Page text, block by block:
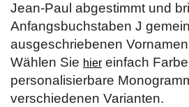
Jean-Paul abgestimmt und
Anfangsbuchstaben J
ausgeschriebenen
Wählen Sie hier einfach
personalisierbare
verschiedenen Varianten.